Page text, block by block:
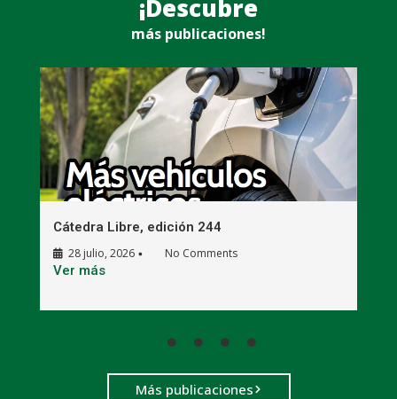
¡Descubre
más publicaciones!
Cátedra Libre, edición 244
28 julio, 2026 • No Comments
Ver más
Más publicaciones